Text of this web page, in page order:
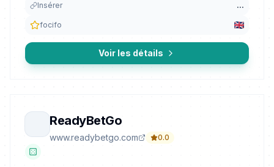
Insérer ...
focifo
Voir les détails
ReadyBetGo
www.readybetgo.com 0.0